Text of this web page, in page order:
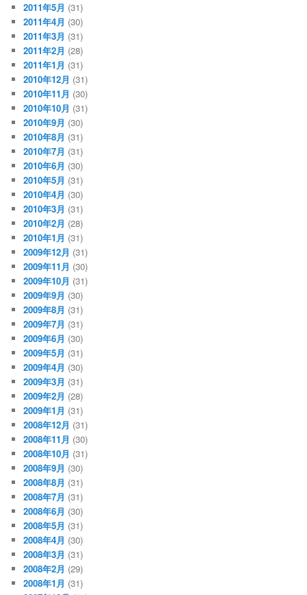
2011年5月 (31)
2011年4月 (30)
2011年3月 (31)
2011年2月 (28)
2011年1月 (31)
2010年12月 (31)
2010年11月 (30)
2010年10月 (31)
2010年9月 (30)
2010年8月 (31)
2010年7月 (31)
2010年6月 (30)
2010年5月 (31)
2010年4月 (30)
2010年3月 (31)
2010年2月 (28)
2010年1月 (31)
2009年12月 (31)
2009年11月 (30)
2009年10月 (31)
2009年9月 (30)
2009年8月 (31)
2009年7月 (31)
2009年6月 (30)
2009年5月 (31)
2009年4月 (30)
2009年3月 (31)
2009年2月 (28)
2009年1月 (31)
2008年12月 (31)
2008年11月 (30)
2008年10月 (31)
2008年9月 (30)
2008年8月 (31)
2008年7月 (31)
2008年6月 (30)
2008年5月 (31)
2008年4月 (30)
2008年3月 (31)
2008年2月 (29)
2008年1月 (31)